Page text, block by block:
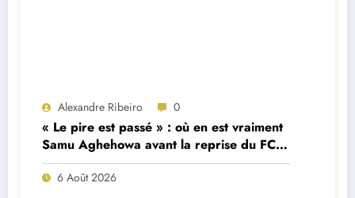
Alexandre Ribeiro 0
« Le pire est passé » : où en est vraiment
Samu Aghehowa avant la reprise du FC
Porto ?
6 Août 2026